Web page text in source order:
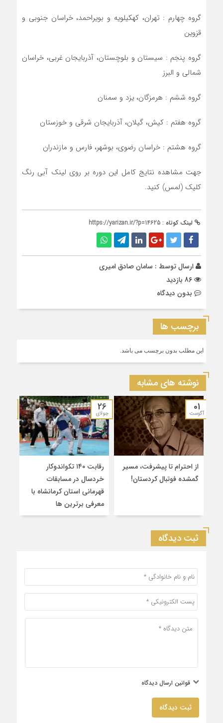
گروه چهارم : تهران، کهکیلویه و بویراحمد، خراسان جنوبی و
قزوین
گروه پنجم : سیستان و بلوچستان، آذربایجان غربی، خراسان
شمالی و البرز
گروه ششم : هرمزگان، یزد و سمنان
گروه هفتم : کیش، گیلان، آذربایجان شرقی و خوزستان
گروه هشتم : خراسان رضوی، بوشهر، فارس و مازندران
جهت مشاهده نتایج کامل این دوره بر روی لینک آبی رنگ
کلیک (لمس) کنید.
لینک کوتاه : https://yarizan.ir/?p=14625
ارسال توسط : سامان صادق امیری
بدون دیدگاه
برچسب ها
این مطلب بدون برچسب می باشد.
نوشته های مشابه
01
آگوست
از احترام تا پیشرفت، مسیر
گمشده فوتبال کردستان!
26
جولای
رقابت ۱۴۰ تکواندوکار
خردسال در مسابقات
قهرمانی استان کرمانشاه با
معرفی برترین‌ ها
ثبت دیدگاه
قوانین ارسال دیدگاه
ثبت دیدگاه